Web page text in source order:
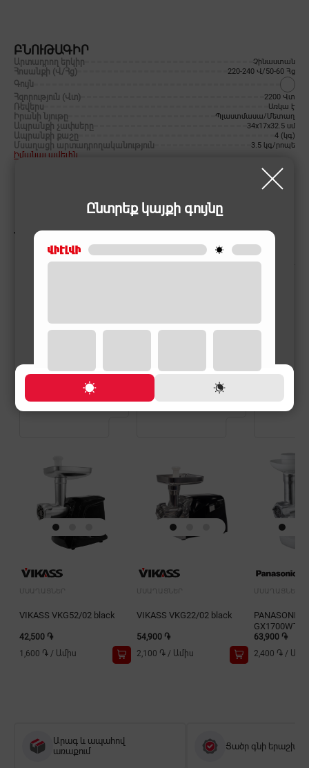
Ընտրեք կայքի գույնը
ԲՆՈՒԹԱԳԻՐ
Արտադրող երկիր Չինաստան
Հոսանքի (Վ/Հց) 220-240 Վ/50-60 Հց
Գույն
Հզորություն (Վտ)
2200 Վտ
Ռեվերս Առկա է
Իրանի նյութը Պլաստմասա/Մետաղ
Ապրանքի չափսերը 34x17x32.5 սմ
Ապրանքի քաշը 4 (կգ)
Մսաղացի արտադրողականություն 3.5 կգ/րոպե
Իմանալ ավելին
ՆՄԱՆԱՏԻՊ ԱՊՐԱՆՔՆԵՐ
ՄՍԱՂԱՑՆԵՐ
VIKASS VKG52/02 black
42,500 ֏
1,600 ֏ / Ամիս
ՄՍԱՂԱՑՆԵՐ
VIKASS VKG22/02 black
54,900 ֏
2,100 ֏ / Ամիս
ՄՍԱՂԱՑՆԵՐ
PANASONIC
GX1700WTQ
63,900 ֏
2,400 ֏ /
Արագ և ապահով
առաքում
Ցածր գնի երաշխիք